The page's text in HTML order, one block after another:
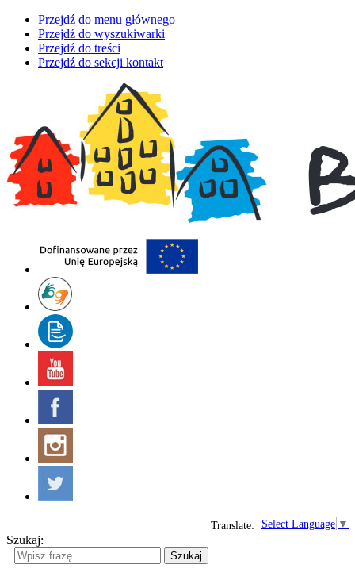
Przejdź do menu głównego
Przejdź do wyszukiwarki
Przejdź do treści
Przejdź do sekcji kontakt
Select Language ▼
Translate:
Szukaj:
Szukaj